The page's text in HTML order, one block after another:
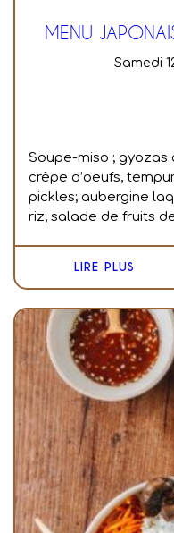
MENU
samedi
Soupe-miso ; gyozas
crêpe d’oeufs,
pickles; aubergine
riz; salade de fruits
LIRE PLUS